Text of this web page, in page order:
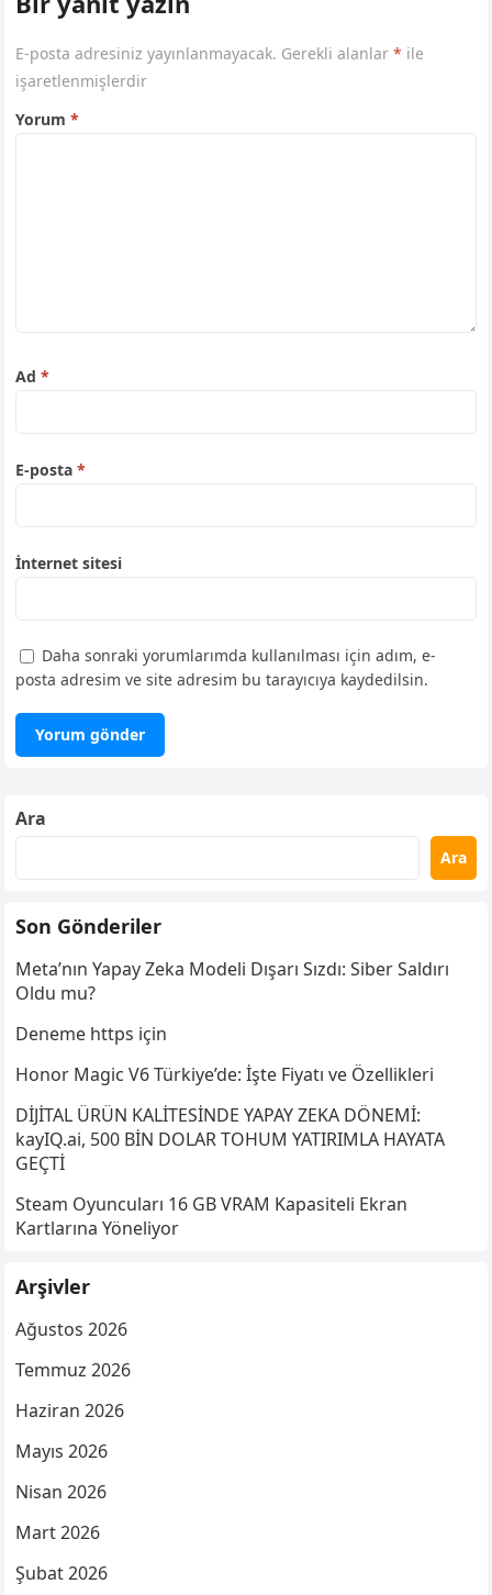
E-posta adresiniz yayınlanmayacak. Gerekli alanlar* ile
işaretlenmişlerdir
Yorum*
Ad*
E-posta*
İnternet sitesi
Daha sonraki yorumlarımda kullanılması için adım, e-
posta adresim ve site adresim bu tarayıcıya kaydedilsin.
Ara
Ara
Son Gönderiler
Meta’nın Yapay Zeka Modeli Dışarı Sızdı: Siber Saldırı
Oldu mu?
Deneme https için
Honor Magic V6 Türkiye’de: İşte Fiyatı ve Özellikleri
DİJİTAL ÜRÜN KALİTESİNDE YAPAY ZEKA DÖNEMİ:
kayIQ.ai, 500 BİN DOLAR TOHUM YATIRIMLA HAYATA
GEÇTİ
Steam Oyuncuları 16 GB VRAM Kapasiteli Ekran
Kartlarına Yöneliyor
Arşivler
Ağustos 2026
Temmuz 2026
Haziran 2026
Mayıs 2026
Nisan 2026
Mart 2026
Şubat 2026